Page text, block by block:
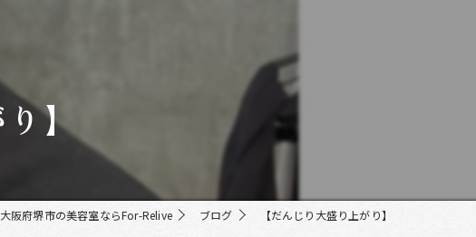
カラー
ビジネスカット
】
大阪府堺市の美容室ならFor-Relive ブログ 【だんじり大盛り上がり】